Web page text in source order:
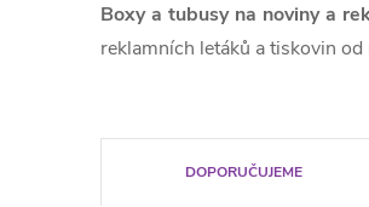
Boxy a tubusy na noviny a
reklamních letáků a tiskovin
DOPORUČUJEME